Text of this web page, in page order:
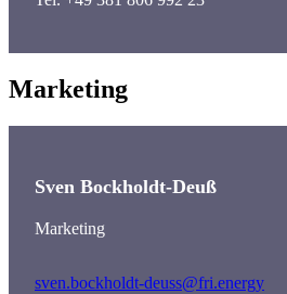
Marketing
Sven Bockholdt-Deuß
Marketing
sven.bockholdt-deuss@fri.energy